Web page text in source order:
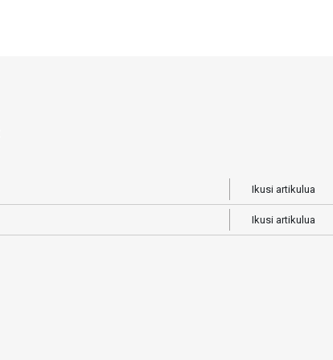
Ikusi artikulua
Ikusi artikulua